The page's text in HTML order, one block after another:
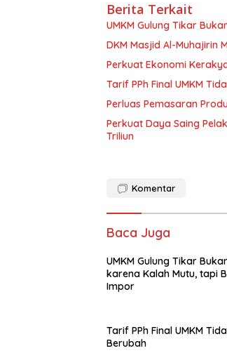
Berita Terkait
UMKM Gulung Tikar
DKM Masjid Al-Muhajirin
Perkuat Ekonomi
Tarif PPh Final UMKM
Perluas Pemasaran
Perkuat Daya Saing
Triliun
Komentar
Baca Juga
UMKM Gulung Tikar
karena Kalah Mutu, tapi
Impor
Tarif PPh Final UMKM
Berubah